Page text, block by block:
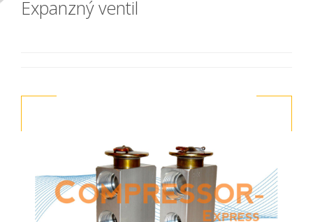
Expanzný ventil